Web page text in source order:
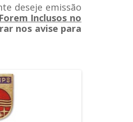
deseje emissão
Inclusos no
nos avise para